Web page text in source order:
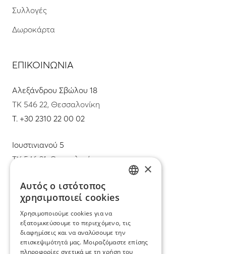
Συλλογές
Δωροκάρτα
ΕΠΙΚΟΙΝΩΝΙΑ
Αλεξάνδρου Σβώλου 18
ΤΚ 546 22, Θεσσαλονίκη
T. +30 2310 22 00 02
Ιουστινιανού 5
ΤΚ 546 31, Θεσσαλονίκη
info@mimadastimargarita.gr
ΕΞΥΠΗΡΕΤΗΣΗ ΠΕΛΑΤΩΝ
Φροντίδα και επισκευή κοσμημάτων
×
Αυτός ο ιστότοπος
χρησιμοποιεί cookies
Χρησιμοποιούμε cookies για να
εξατομικεύσουμε το περιεχόμενο, τις
διαφημίσεις και να αναλύσουμε την
επισκεψιμότητά μας. Μοιραζόμαστε επίσης
πληροφορίες σχετικά με τη χρήση του